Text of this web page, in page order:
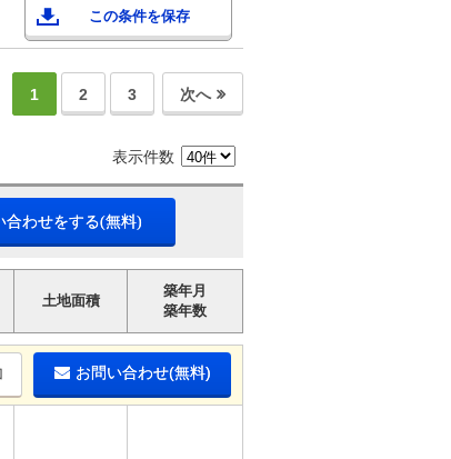
この条件を保存
1 2 3 次へ
表示件数
合わせをする(無料)
土地面積
築年月
築年数
お問い合わせ(無料)